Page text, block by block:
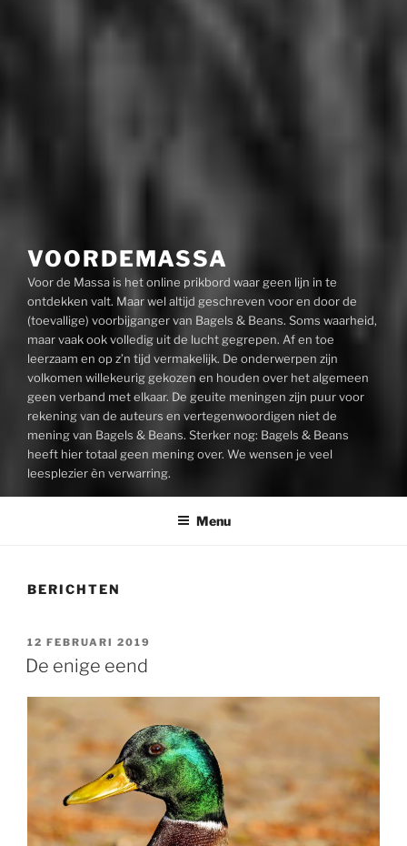
VOORDEMASSA
Voor de Massa is het online prikbord waar geen lijn in te
ontdekken valt. Maar wel altijd geschreven voor en door de
(toevallige) voorbijganger van Bagels & Beans. Soms waarheid,
maar vaak ook volledig uit de lucht gegrepen. Af en toe
leerzaam en op z’n tijd vermakelijk. De onderwerpen zijn
volkomen willekeurig gekozen en houden over het algemeen
geen verband met elkaar. De geuite meningen zijn puur voor
rekening van de auteurs en vertegenwoordigen niet de
mening van Bagels & Beans. Sterker nog: Bagels & Beans
heeft hier totaal geen mening over. We wensen je veel
leesplezier èn verwarring.
Menu
BERICHTEN
GEPLAATST
OP
12 FEBRUARI 2019
De enige eend